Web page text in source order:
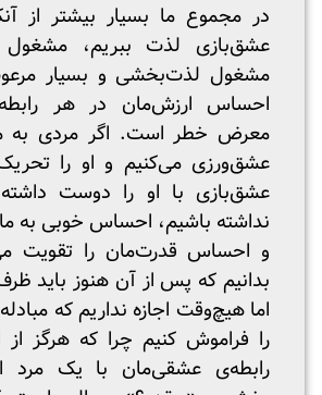
در مجموع ما بسیار بیشتر از
عشق‌بازی لذت ببریم، مشغول
مشغول لذت‌بخشی و بسیار
احساس ارزش‌مان در هر
معرض خطر است. اگر مردی به
عشق‌ورزی می‌کنیم و او را
عشق‌بازی با او را دوست
نداشته باشیم، احساس خوبی به
و احساس قدرت‌مان را تقویت
بدانیم که پس از آن هنوز باید
اما هیچ‌وقت اجازه نداریم که
را فراموش کنیم چرا که هرگز از
رابطه‌ی عشقی‌مان با یک مرد